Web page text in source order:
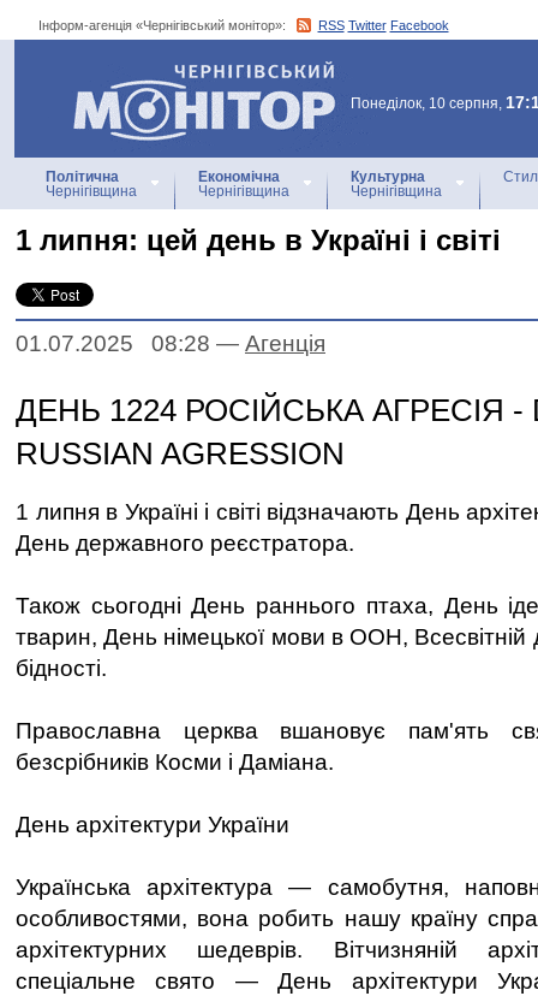
Інформ-агенція «Чернігівський монітор»: RSS Twitter Facebook
Інформ-агенція
«Чернігівський монітор»
Понеділок, 10 серпня,
Політична
Чернігівщина
Економічна
Чернігівщина
Культурна
Чернігівщина
1 липня: цей день в Україні і світі
01.07.2025 08:28 — Агенцiя
ДЕНЬ 1224 РОСІЙСЬКА АГРЕСІЯ -
RUSSIAN AGRESSION
1 липня в Україні і світі відзначають День
День державного реєстратора.
Також сьогодні День раннього птаха, День
тварин, День німецької мови в ООН,
бідності.
Православна церква вшановує пам'ять
безсрібників Косми і Даміана.
День архітектури України
Українська архітектура — самобутня,
особливостями, вона робить нашу країну
архітектурних шедеврів. Вітчизняній
спеціальне свято — День архітектури